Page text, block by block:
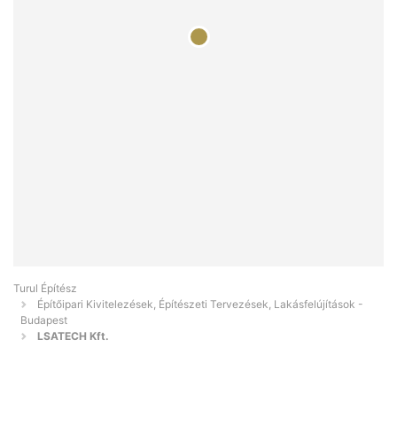
Turul Építész
Építőipari Kivitelezések, Építészeti Tervezések, Lakásfelújítások -
Budapest
LSATECH Kft.